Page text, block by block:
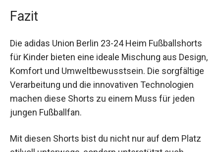
Fazit
für Kinder bieten eine ideale Mischung aus
Design, Komfort und Umweltbewusstsein. Die
sorgfältige Verarbeitung und die innovativen
Technologien machen diese Shorts zu einem
Muss für jeden jungen Fußballfan.
stilvoll unterwegs, sondern unterstützt auch